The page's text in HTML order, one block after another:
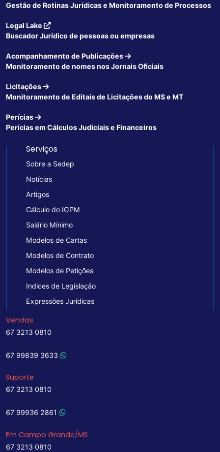
Gestão de Rotinas Jurídicas e Monitoramento de Processos
Legal Lake
Buscador Jurídico de pessoas ou empresas
Acompanhamento de Publicações
Monitoramento de nomes nos Jornais Oficiais
Licitações
Monitoramento de Editais de Licitações do MS e MT
Perícias
Perícias em Cálculos Judiciais e Financeiros
Serviços
Sobre a Sedep
Notícias
Artigos
Cálculo do IGPM
Salário Mínimo
Modelos de Cartas
Modelos de Contrato
Modelos de Petições
Indices de Legislação
Expressões Jurídicas
Vendas
67 3213 0810
67 99839 3633
Suporte
67 3213 0810
67 99936 2861
Em Campo Grande/MS
67 3213 0810